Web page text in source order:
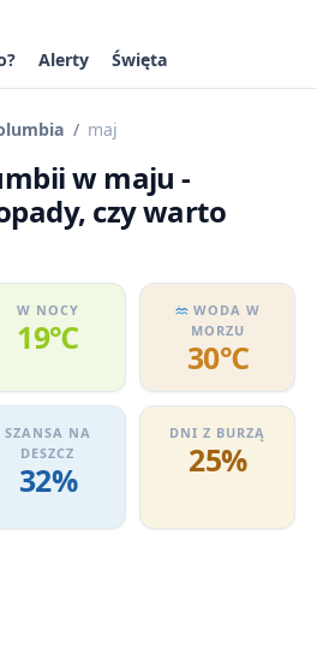
Alerty Święta
maj
w maju -
czy warto
W NOCY
19℃
WODA W
MORZU
30℃
SZANSA NA
DESZCZ
32%
DNI Z BURZĄ
25%